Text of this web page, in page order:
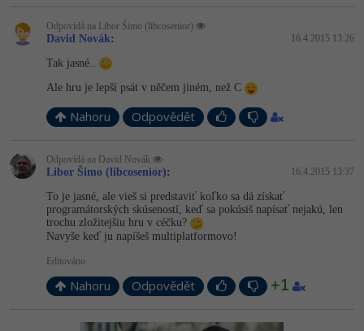
Odpovídá na Libor Šimo (libcosenior)
David Novák: 16.4.2015 13:26
Tak jasné..
Ale hru je lepší psát v něčem jiném, než C
Nahoru Odpovědět
Odpovídá na David Novák
Libor Šimo (libcosenior): 16.4.2015 13:37
To je jasné, ale vieš si predstaviť koľko sa dá získať
programátorských skúseností, keď sa pokúsiš napísať nejakú, len
trochu zložitejšiu hru v céčku?
Navyše keď ju napíšeš multiplatformovo!
Editováno
Nahoru Odpovědět +1